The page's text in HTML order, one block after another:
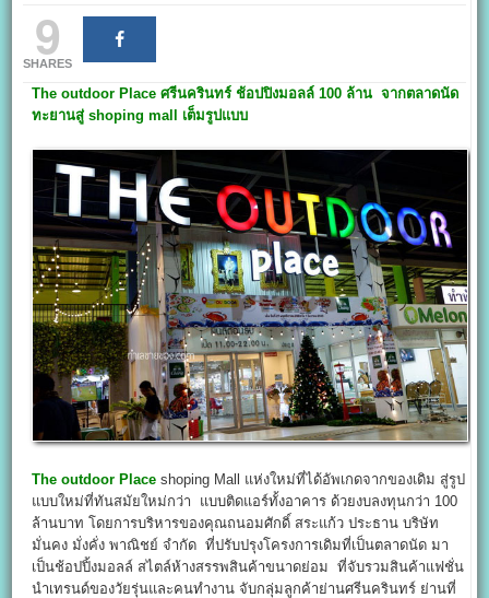
9
SHARES
The outdoor Place ศรีนครินทร์ ช้อปปิงมอลล์ 100 ล้าน จากตลาดนัด
ทะยานสู่ shoping mall
เต็มรูปแบบ
The outdoor Placeshoping Mall แห่งใหม่ที่ได้อัพเกดจากของเดิม สู่รูป
แบบใหม่ที่ทันสมัยใหม่กว่า แบบติดแอร์ทั้งอาคาร ด้วยงบลงทุนกว่า 100
ล้านบาท โดยการบริหารของคุณถนอมศักดิ์ สระแก้ว ประธาน บริษัท
มั่นคง มั่งคั่ง พาณิชย์ จำกัด ที่ปรับปรุงโครงการเดิมที่เป็นตลาดนัด มา
เป็นช้อปปิ้งมอลล์ สไตล์ห้างสรรพสินค้าขนาดย่อม ที่จับรวมสินค้าแฟชั่น
นำเทรนด์ของวัยรุ่นและคนทำงาน จับกลุ่มลูกค้าย่านศรีนครินทร์ ย่านที่